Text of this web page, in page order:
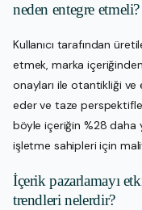
neden entegre etmeli?
Kullanıcı tarafından
etmek, marka
onayları ile otantikliği ve
eder ve taze
böyle içeriğin %28 daha
işletme sahipleri için
İçerik pazarlamayı
trendleri nelerdir?